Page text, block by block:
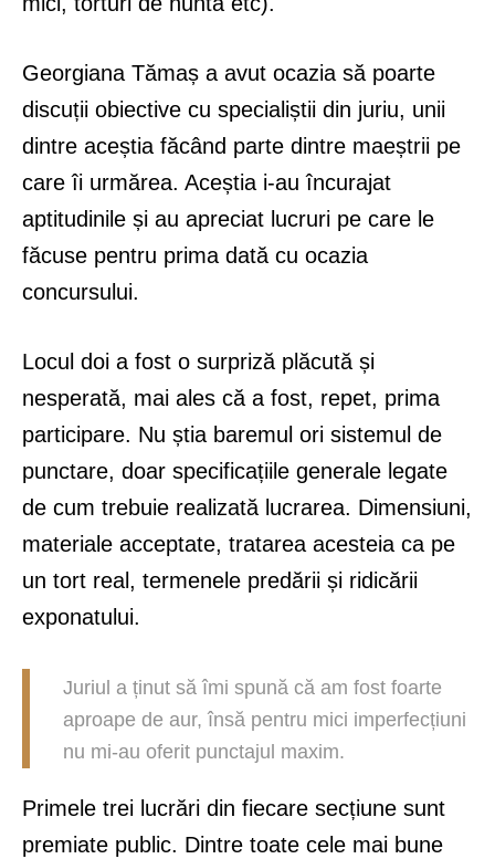
Georgiana Tămaș a avut ocazia să poarte
discuții obiective cu specialiștii din juriu, unii
dintre aceștia făcând parte dintre maeștrii pe
care îi urmărea. Aceștia i-au încurajat
aptitudinile și au apreciat lucruri pe care le
făcuse pentru prima dată cu ocazia
concursului.
Locul doi a fost o surpriză plăcută și
nesperată, mai ales că a fost, repet, prima
participare. Nu știa baremul ori sistemul de
punctare, doar specificațiile generale legate
de cum trebuie realizată lucrarea. Dimensiuni,
materiale acceptate, tratarea acesteia ca pe
un tort real, termenele predării și ridicării
exponatului.
Juriul a ținut să îmi spună că am fost foarte
aproape de aur, însă pentru mici imperfecțiuni
nu mi-au oferit punctajul maxim.
Primele trei lucrări din fiecare secțiune sunt
premiate public. Dintre toate cele mai bune